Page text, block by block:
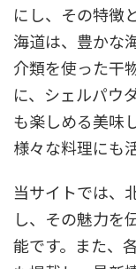
にし、その特徴
海道は、豊かな
介類を使った干
に、シェルパウ
も楽しめる美味
様々な料理にも
当サイトでは、
し、その魅力を
能です。また、